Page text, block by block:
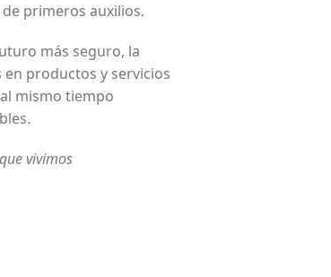
primeros auxilios.
más seguro, la
productos y servicios
mismo tiempo
vivimos